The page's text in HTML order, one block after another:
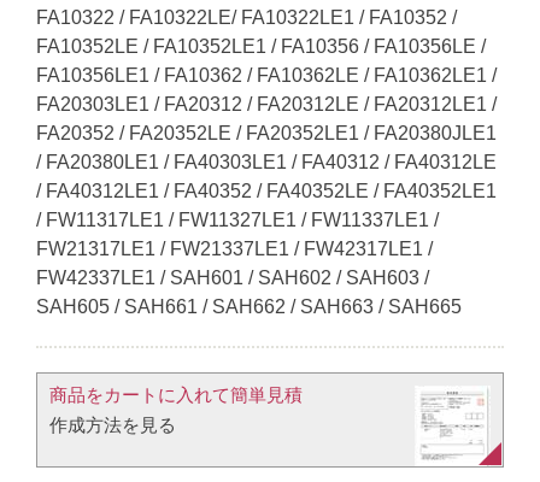
FA10322 / FA10322LE/ FA10322LE1 / FA10352 /
FA10352LE / FA10352LE1 / FA10356 / FA10356LE /
FA10356LE1 / FA10362 / FA10362LE / FA10362LE1 /
FA20303LE1 / FA20312 / FA20312LE / FA20312LE1 /
FA20352 / FA20352LE / FA20352LE1 / FA20380JLE1
/ FA20380LE1 / FA40303LE1 / FA40312 / FA40312LE
/ FA40312LE1 / FA40352 / FA40352LE / FA40352LE1
/ FW11317LE1 / FW11327LE1 / FW11337LE1 /
FW21317LE1 / FW21337LE1 / FW42317LE1 /
FW42337LE1 / SAH601 / SAH602 / SAH603 /
SAH605 / SAH661 / SAH662 / SAH663 / SAH665
商品をカートに入れて簡単見積​
作成方法を見る​​